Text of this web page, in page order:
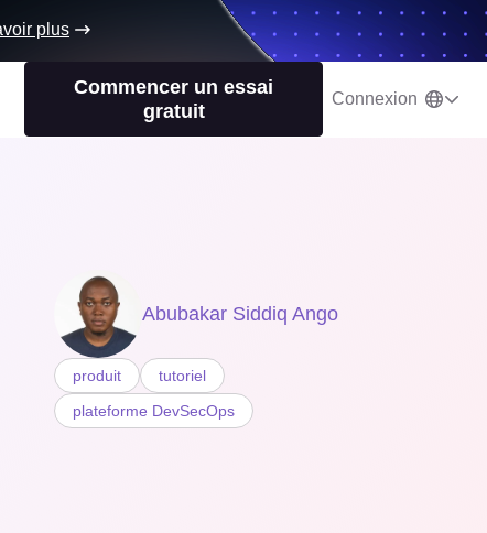
Commencer un essai
gratuit
Connexion
plus
Abubakar Siddiq Ango
produit
tutoriel
plateforme DevSecOps